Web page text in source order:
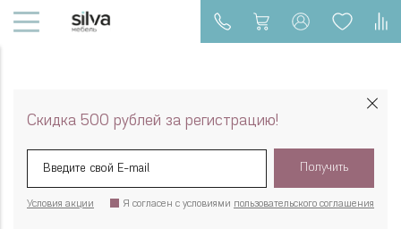
Скидка 500 рублей за регистрацию!
Получить
Я согласен с условиями пользовательского соглашения
Условия акции